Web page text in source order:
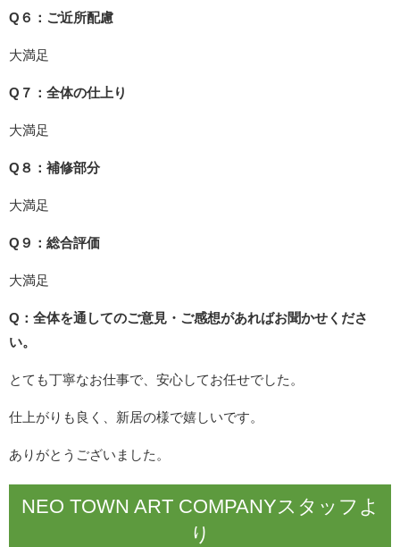
Q６：ご近所配慮
大満足
Q７：全体の仕上り
大満足
Q８：補修部分
大満足
Q９：総合評価
大満足
Q：全体を通してのご意見・ご感想があればお聞かせくださ
い。
とても丁寧なお仕事で、安心してお任せでした。
仕上がりも良く、新居の様で嬉しいです。
ありがとうございました。
NEO TOWN ART COMPANYスタッフよ
り